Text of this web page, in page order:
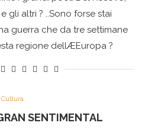
gli altri ? ..Sono forse stai
guerra che da tre settimane
regione dellÆEuropa ?
Cultura
SENTIMENTAL